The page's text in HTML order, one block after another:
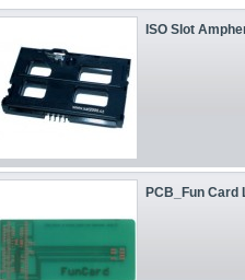
ISO Slot
PCB_Fun Card